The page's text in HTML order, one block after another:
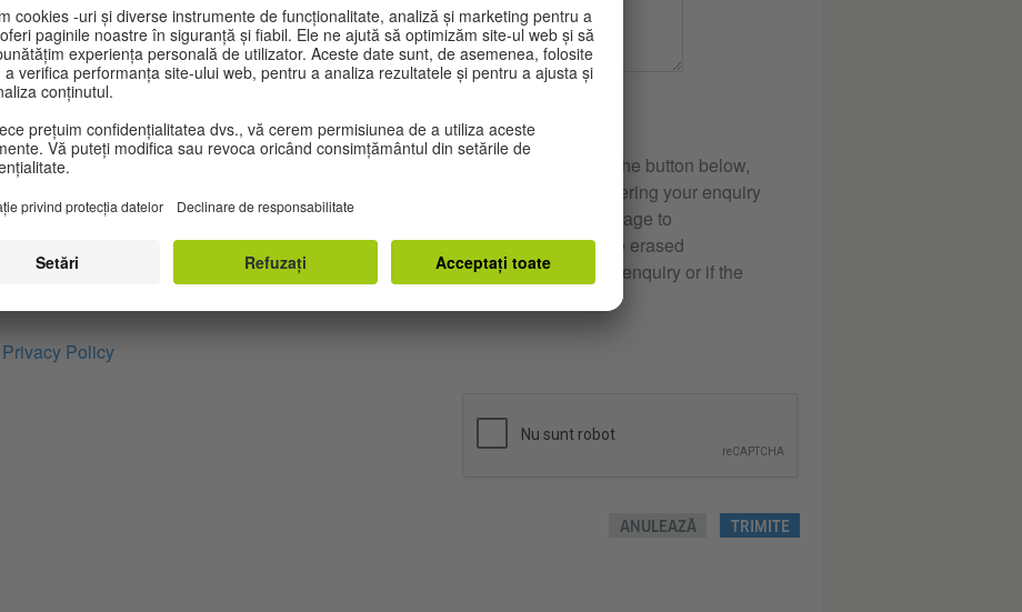
* necesar
When you send us the information contained in the contact form by clicking on the button below,
you declare your consent for us to use your personal data for purposes of answering your enquiry
and/or contacting you. You can revoke your consent by sending an e-mail message to
bibliothek-bukarest@goethe.de. If you revoke your consent, your data will be erased
immediately. Otherwise, your data will be erased after we have processed your enquiry or if the
Privacy Policy
ANULEAZĂ TRIMITE